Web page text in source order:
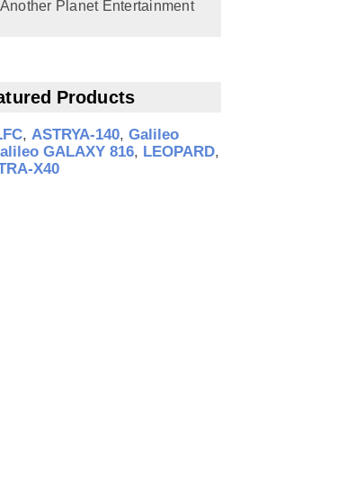
Another Planet Entertainment
Products
, ASTRYA‑140, Galileo
GALAXY 816, LEOPARD,